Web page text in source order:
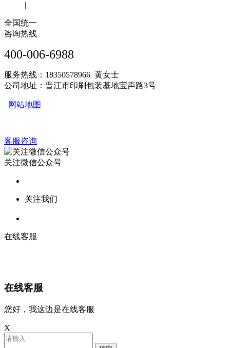
|
全国统一
咨询热线
400-006-6988
服务热线：18350578966 黄女士
公司地址：晋江市印刷包装基地宝声路3号
网站地图
客服咨询
关注微信公众号
关注我们
在线客服
在线客服
您好，我这边是在线客服
X